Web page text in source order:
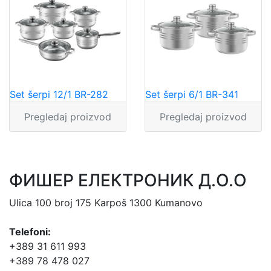
Set šerpi 12/1 BR-282
Pregledaj proizvod
Set šerpi 6/1 BR-341
Pregledaj proizvod
ФИШЕР ЕЛЕКТРОНИК Д.О.О
Ulica 100 broj 175 Karpoš 1300 Kumanovo
Telefoni:
+389 31 611 993
+389 78 478 027